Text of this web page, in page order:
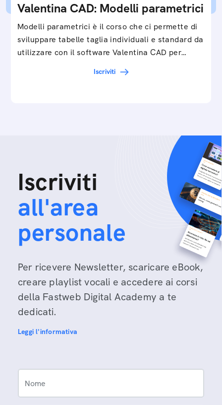
Valentina CAD: Modelli parametrici
Modelli parametrici è il corso che ci permette di
sviluppare tabelle taglia individuali e standard da
utilizzare con il software Valentina CAD per…
Iscriviti
Iscriviti
all'area
personale
Per ricevere Newsletter, scaricare eBook,
creare playlist vocali e accedere ai corsi
della Fastweb Digital Academy a te
dedicati.
Leggi l'informativa
Nome